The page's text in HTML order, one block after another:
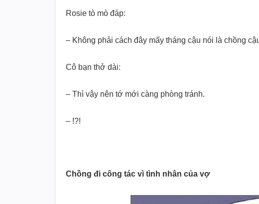
Rosie tò mò đáp:
– Không phải cách đây mấy tháng cậu nói là chồng
Cô bạn thở dài:
– Thì vậy nên tớ mới càng phòng tránh.
– !?!
Chồng đi công tác vì tình nhân của vợ